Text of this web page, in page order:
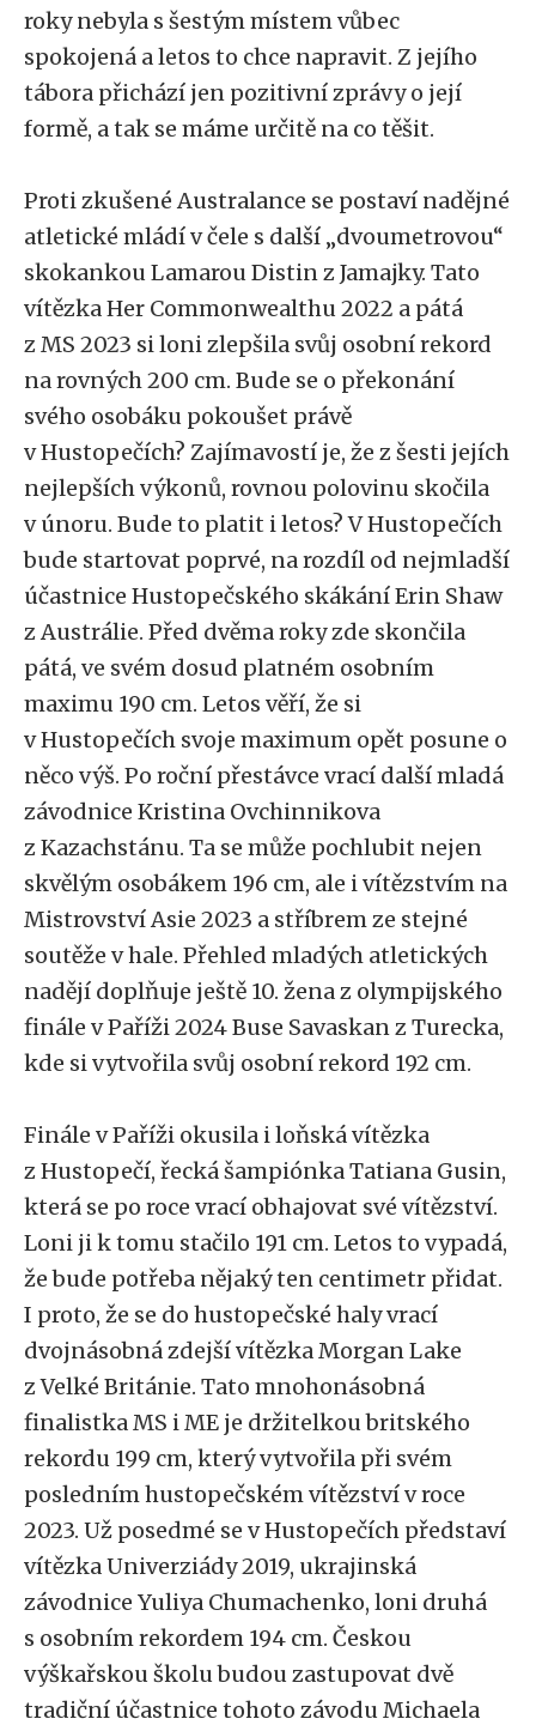
roky nebyla s šestým místem vůbec
spokojená a letos to chce napravit. Z jejího
tábora přichází jen pozitivní zprávy o její
formě, a tak se máme určitě na co těšit.
Proti zkušené Australance se postaví nadějné
atletické mládí v čele s další „dvoumetrovou“
skokankou Lamarou Distin z Jamajky. Tato
vítězka Her Commonwealthu 2022 a pátá
z MS 2023 si loni zlepšila svůj osobní rekord
na rovných 200 cm. Bude se o překonání
svého osobáku pokoušet právě
v Hustopečích? Zajímavostí je, že z šesti jejích
nejlepších výkonů, rovnou polovinu skočila
v únoru. Bude to platit i letos? V Hustopečích
bude startovat poprvé, na rozdíl od nejmladší
účastnice Hustopečského skákání Erin Shaw
z Austrálie. Před dvěma roky zde skončila
pátá, ve svém dosud platném osobním
maximu 190 cm. Letos věří, že si
v Hustopečích svoje maximum opět posune o
něco výš. Po roční přestávce vrací další mladá
závodnice Kristina Ovchinnikova
z Kazachstánu. Ta se může pochlubit nejen
skvělým osobákem 196 cm, ale i vítězstvím na
Mistrovství Asie 2023 a stříbrem ze stejné
soutěže v hale. Přehled mladých atletických
nadějí doplňuje ještě 10. žena z olympijského
finále v Paříži 2024 Buse Savaskan z Turecka,
kde si vytvořila svůj osobní rekord 192 cm.
Finále v Paříži okusila i loňská vítězka
z Hustopečí, řecká šampiónka Tatiana Gusin,
která se po roce vrací obhajovat své vítězství.
Loni ji k tomu stačilo 191 cm. Letos to vypadá,
že bude potřeba nějaký ten centimetr přidat.
I proto, že se do hustopečské haly vrací
dvojnásobná zdejší vítězka Morgan Lake
z Velké Británie. Tato mnohonásobná
finalistka MS i ME je držitelkou britského
rekordu 199 cm, který vytvořila při svém
posledním hustopečském vítězství v roce
2023. Už posedmé se v Hustopečích představí
vítězka Univerziády 2019, ukrajinská
závodnice Yuliya Chumachenko, loni druhá
s osobním rekordem 194 cm. Českou
výškařskou školu budou zastupovat dvě
tradiční účastnice tohoto závodu Michaela